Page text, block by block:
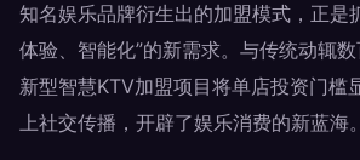
知名娱乐品牌衍生出的加盟模式，正是
体验、智能化”的新需求。与传统动辄数
新型智慧KTV加盟项目将单店投资门槛
上社交传播，开辟了娱乐消费的新蓝海。